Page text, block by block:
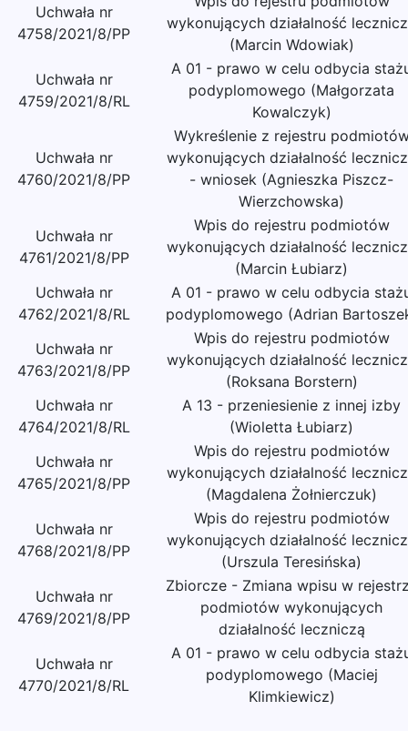
Uchwała nr
4758/2021/8/PP
wykonujących działalność
(Marcin Wdowiak)
Uchwała nr
4759/2021/8/RL
A 01 - prawo w celu odbycia
podyplomowego (Małgorzata
Kowalczyk)
Uchwała nr
4760/2021/8/PP
Wykreślenie z rejestru
wykonujących działalność
- wniosek (Agnieszka Piszcz-
Wierzchowska)
Uchwała nr
4761/2021/8/PP
Wpis do rejestru podmiotów
wykonujących działalność
(Marcin Łubiarz)
Uchwała nr
4762/2021/8/RL
A 01 - prawo w celu odbycia
podyplomowego (Adrian
Uchwała nr
4763/2021/8/PP
Wpis do rejestru podmiotów
wykonujących działalność
(Roksana Borstern)
Uchwała nr
4764/2021/8/RL
A 13 - przeniesienie z innej izby
(Wioletta Łubiarz)
Uchwała nr
4765/2021/8/PP
Wpis do rejestru podmiotów
wykonujących działalność
(Magdalena Żołnierczuk)
Uchwała nr
4768/2021/8/PP
Wpis do rejestru podmiotów
wykonujących działalność
(Urszula Teresińska)
Uchwała nr
4769/2021/8/PP
Zbiorcze - Zmiana wpisu w
podmiotów wykonujących
działalność leczniczą
Uchwała nr
4770/2021/8/RL
A 01 - prawo w celu odbycia
podyplomowego (Maciej
Klimkiewicz)